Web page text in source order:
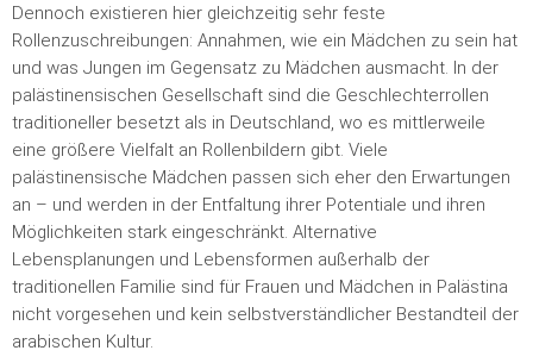
Dennoch existieren hier gleichzeitig sehr feste
Rollenzuschreibungen: Annahmen, wie ein Mädchen zu sein hat
und was Jungen im Gegensatz zu Mädchen ausmacht. In der
palästinensischen Gesellschaft sind die Geschlechterrollen
traditioneller besetzt als in Deutschland, wo es mittlerweile
eine größere Vielfalt an Rollenbildern gibt. Viele
palästinensische Mädchen passen sich eher den Erwartungen
an – und werden in der Entfaltung ihrer Potentiale und ihren
Möglichkeiten stark eingeschränkt. Alternative
Lebensplanungen und Lebensformen außerhalb der
traditionellen Familie sind für Frauen und Mädchen in Palästina
nicht vorgesehen und kein selbstverständlicher Bestandteil der
arabischen Kultur.